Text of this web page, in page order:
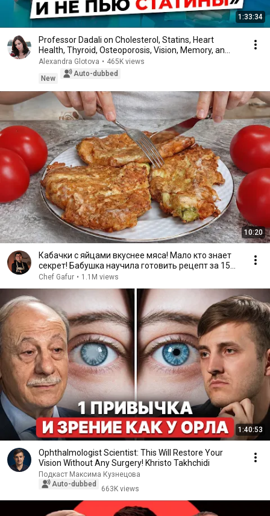
1:33:34
Professor Dadali on Cholesterol, Statins, Heart
Health, Thyroid, Osteoporosis, Vision, Memory, an...
Alexandra Glotova • 465K views
New
Auto-dubbed
10:20
Кабачки с яйцами вкуснее мяса! Мало кто знает
секрет! Бабушка научила готовить рецепт за 15
минут
Chef Gafur • 1.1M views
1:40:53
Ophthalmologist Scientist: This Will Restore Your
Vision Without Any Surgery! Khristo Takhchidi
Подкаст Максима Кузнецова
Auto-dubbed
663K views